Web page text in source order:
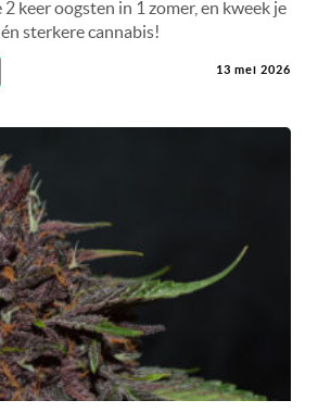
keer oogsten in 1 zomer, en kweek je
sterkere cannabis!
13 mei 2026